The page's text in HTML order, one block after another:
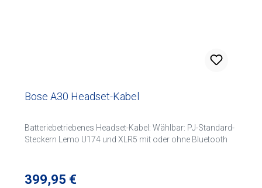
Bose A30 Headset-Kabel
Batteriebetriebenes Headset-Kabel: Wählbar: PJ-Standard-
Steckern Lemo U174 und XLR5 mit oder ohne Bluetooth
Regulärer Preis:
399,95 €